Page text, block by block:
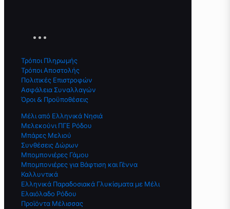
Τρόποι Πληρωμής
Τρόποι Αποστολής
Πολιτικές Επιστροφών
Ασφάλεια Συναλλαγών
Όροι & Προϋποθέσεις
Μέλι από Ελληνικά Νησιά
Μελεκούνι ΠΓΕ Ρόδου
Μπάρες Μελιού
Συνθέσεις Δώρων
Μπομπονιέρες Γάμου
Μπομπονιέρες για Βάφτιση και Γέννα
Καλλυντικά
Ελληνικά Παραδοσιακά Γλυκίσματα με Μέλι
Ελαιόλαδο Ρόδου
Προϊόντα Μέλισσας